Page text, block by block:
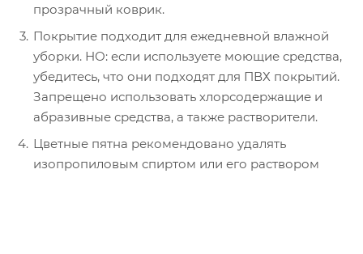
прозрачный коврик.
Покрытие подходит для ежедневной влажной
уборки. НО: если используете моющие средства,
убедитесь, что они подходят для ПВХ покрытий.
Запрещено использовать хлорсодержащие и
абразивные средства, а также растворители.
Цветные пятна рекомендовано удалять
изопропиловым спиртом или его раствором